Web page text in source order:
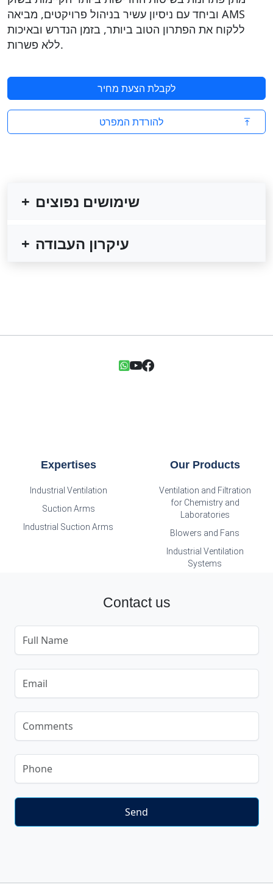
וביחד עם ניסיון עשיר בניהול פרויקטים, מביאה AMS
ללקוח את הפתרון הטוב ביותר, בזמן הנדרש ובאיכות
ללא פשרות.
לקבלת הצעת מחיר
להורדת המפרט
שימושים נפוצים
עיקרון העבודה
Expertises
Industrial Ventilation
Suction Arms
Industrial Suction Arms
Our Products
Ventilation and Filtration
for Chemistry and
Laboratories
Blowers and Fans
Industrial Ventilation
Systems
Contact us